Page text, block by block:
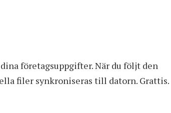
företagsuppgifter. När du följt den
filer synkroniseras till datorn. Grattis.